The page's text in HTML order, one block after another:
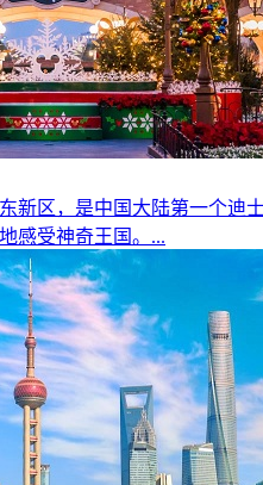
新区，是中国大陆第一个
感受神奇王国。...